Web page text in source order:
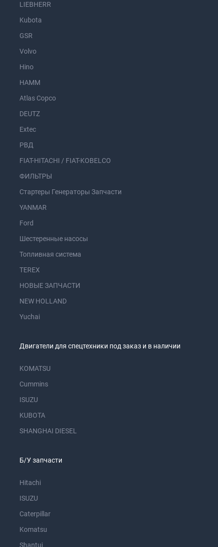
LIEBHERR
Kubota
GSR
Volvo
Hino
HAMM
Atlas Copco
DEUTZ
Extec
РВД
FIAT-HITACHI / FIAT-KOBELCO
ФИЛЬТРЫ
Стартеры Генераторы Запчасти
YANMAR
Ford
Шестеренные насосы
Топливная система
TEREX
НОВЫЕ ЗАПЧАСТИ
NEW HOLLAND
Yuchai
Двигатели для спецтехники под заказ и в наличии
KOMATSU
Cummins
ISUZU
KUBOTA
SHANGHAI DIESEL
Б/У запчасти
Hitachi
ISUZU
Caterpillar
Komatsu
Shantui